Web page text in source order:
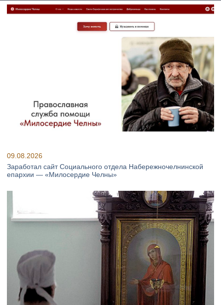
09.08.2026
Заработал сайт Социального отдела Набережночелнинской
епархии — «Милосердие Челны»